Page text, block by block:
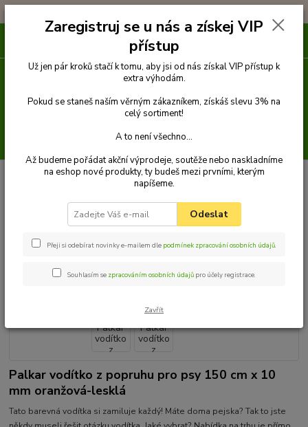
Venčení Vodítka Klasická vodítka popruhová
Vodítko klasické
Palkar vodítko z popruhu pro psy 150 cm x 10 mm
Palkar vodítko z popruhu pro psy
150 cm x 10 mm oranžová-lesklá
Palkar vodítko z popruhu pro psy 150 cm x 10
mm oranžová-lesklá
Tato barevná vodítka si zamiluje každý! Máte doma pejska? Tak to jste
Zaregistruj se u nás a získej VIP
přístup
Už jen pár kroků stačí k tomu, aby jsi od nás získal VIP přístup k
extra výhodám.
Pokud se staneš naším věrným zákazníkem, získáš slevu 3% na
celý sortiment!
A to není všechno...
Až budeme pořádat akční výprodeje, soutěže nebo naskladníme
na eshop nové produkty, ty budeš mezi prvními, kterým
napíšeme.
Odeslat
Přeji si odebírat novinky e-mailem dle podmínek zpracování osobních údajů.
Souhlasím se zpracováním osobních údajů pro účely registrace.
Zavřít